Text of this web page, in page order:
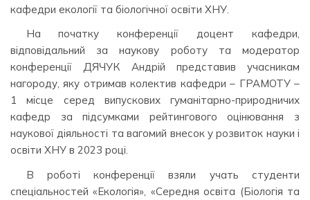
кафедри екології та біологічної освіти ХНУ.
На початку конференції доцент кафедри,
відповідальний за наукову роботу та модератор
конференції ДЯЧУК Андрій представив учасникам
нагороду, яку отримав колектив кафедри – ГРАМОТУ –
1 місце серед випускових гуманітарно-природничих
кафедр за підсумками рейтингового оцінювання з
наукової діяльності та вагомий внесок у розвиток науки і
освіти ХНУ в 2023 році.
В роботі конференції взяли учать студенти
спеціальностей «Екологія», «Середня освіта (Біологія та